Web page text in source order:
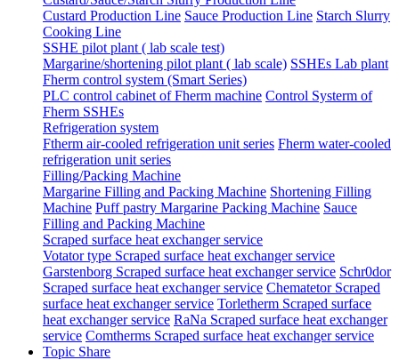
Custard Production Line Sauce Production Line Starch Slurry
Cooking Line
SSHE pilot plant ( lab scale test)
Margarine/shortening pilot plant ( lab scale) SSHEs Lab plant
Fherm control system (Smart Series)
PLC control cabinet of Fherm machine Control Systerm of
Fherm SSHEs
Refrigeration system
Ftherm air-cooled refrigeration unit series Fherm water-cooled
refrigeration unit series
Filling/Packing Machine
Margarine Filling and Packing Machine Shortening Filling
Machine Puff pastry Margarine Packing Machine Sauce
Filling and Packing Machine
Scraped surface heat exchanger service
Votator type Scraped surface heat exchanger service
Garstenborg Scraped surface heat exchanger service Schr0dor
Scraped surface heat exchanger service Chematetor Scraped
surface heat exchanger service Torletherm Scraped surface
heat exchanger service RaNa Scraped surface heat exchanger
service Comtherms Scraped surface heat exchanger service
Topic Share